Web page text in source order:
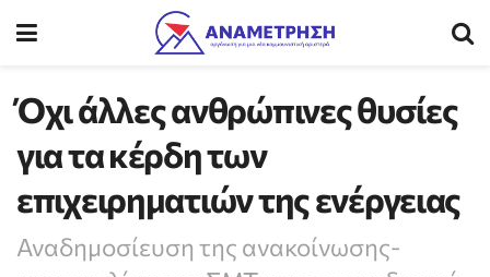
Όχι άλλες ανθρώπινες θυσίες
για τα κέρδη των
επιχειρηματιών της ενέργειας
Αναδημοσίευση της ανακοίνωσης-